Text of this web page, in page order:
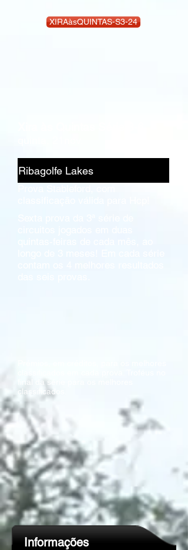
XIRAàsQUINTAS-S3-24
Ribagolfe Lakes
final da série para os melhores
classificados.
Informações